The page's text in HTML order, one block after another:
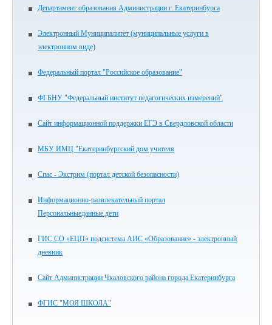
Департамент образования Администрации г. Екатеринбурга
Электронный Муниципалитет (муниципальные услуги в
электронном виде)
Федеральный портал "Российское образование"
ФГБНУ "Федеральный институт педагогических измерений"
Сайт информационной поддержки ЕГЭ в Свердловской области
МБУ ИМЦ "Екатеринбургский дом учителя
Спас - Экстрим (портал детской безопасности)
Информационно-развлекательный портал
Персональныеданные.дети
ГИС СО «ЕЦП» подсистема АИС «Образование» - электронный
дневник
Сайт Администрации Чкаловского района города Екатеринбурга
ФГИС "МОЯ ШКОЛА"